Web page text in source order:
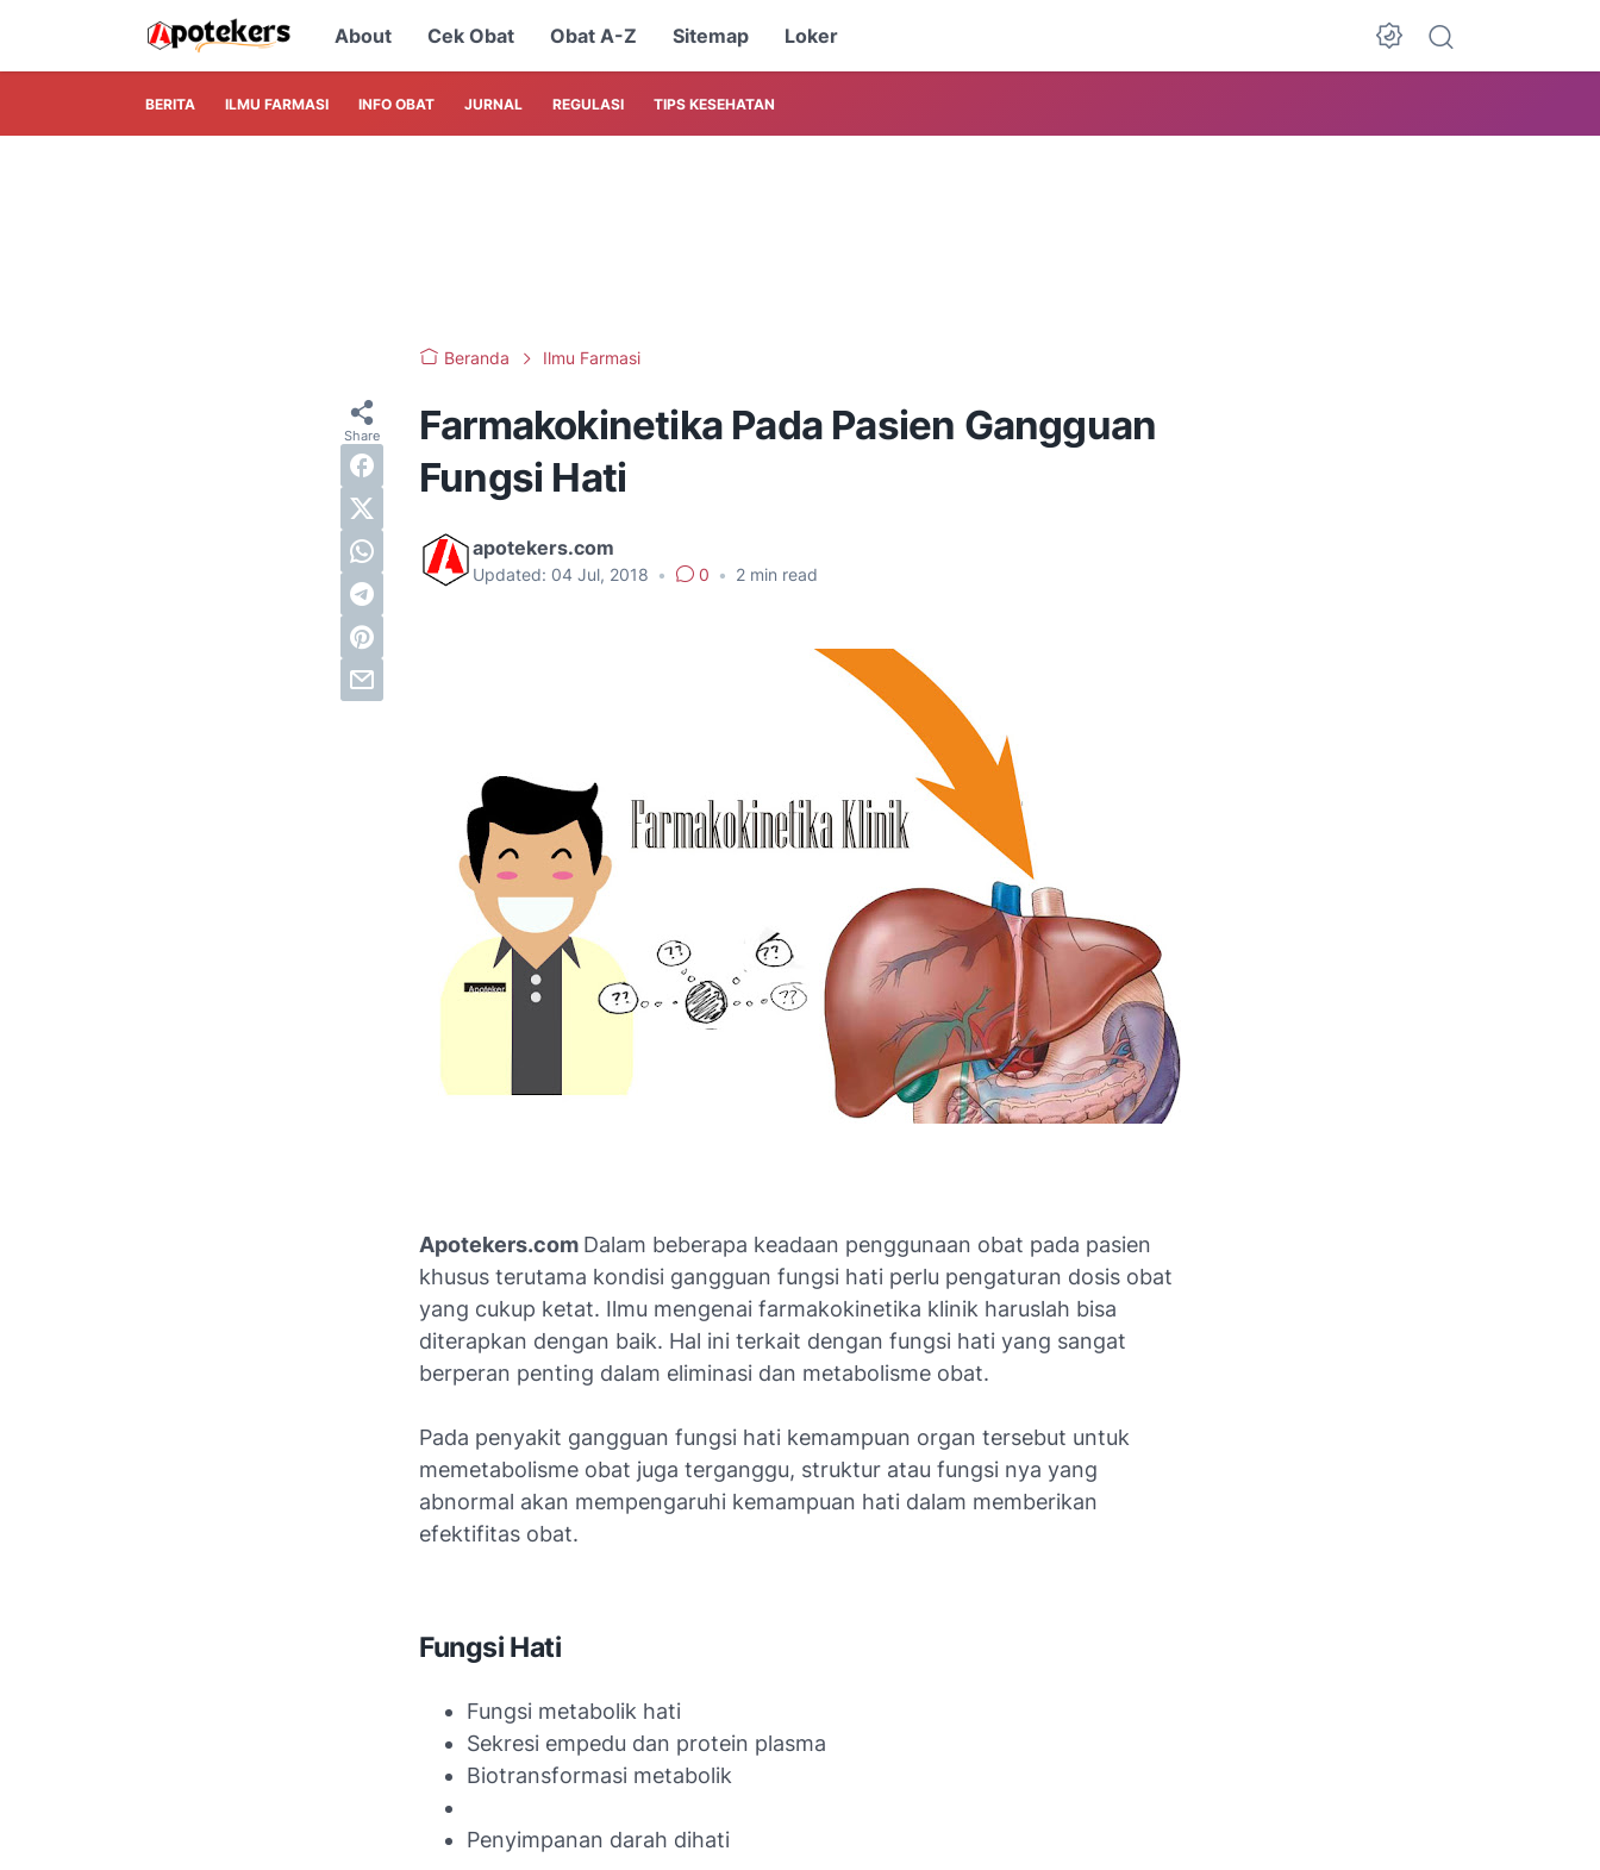
About Cek Obat Obat A-Z Sitemap Loker
BERITA ILMU FARMASI INFO OBAT JURNAL REGULASI TIPS KESEHATAN
Beranda Ilmu Farmasi
Farmakokinetika Pada Pasien Gangguan
Fungsi Hati
apotekers.com
Updated: 04 Jul, 2018 • 0 • 2 min read
Apotekers.com Dalam beberapa keadaan penggunaan obat pada pasien
khusus terutama kondisi gangguan fungsi hati perlu pengaturan dosis obat
yang cukup ketat. Ilmu mengenai farmakokinetika klinik haruslah bisa
diterapkan dengan baik. Hal ini terkait dengan fungsi hati yang sangat
berperan penting dalam eliminasi dan metabolisme obat.
Pada penyakit gangguan fungsi hati kemampuan organ tersebut untuk
memetabolisme obat juga terganggu, struktur atau fungsi nya yang
abnormal akan mempengaruhi kemampuan hati dalam memberikan
efektifitas obat.
Fungsi Hati
Fungsi metabolik hati
Sekresi empedu dan protein plasma
Biotransformasi metabolik
Penyimpanan darah dihati